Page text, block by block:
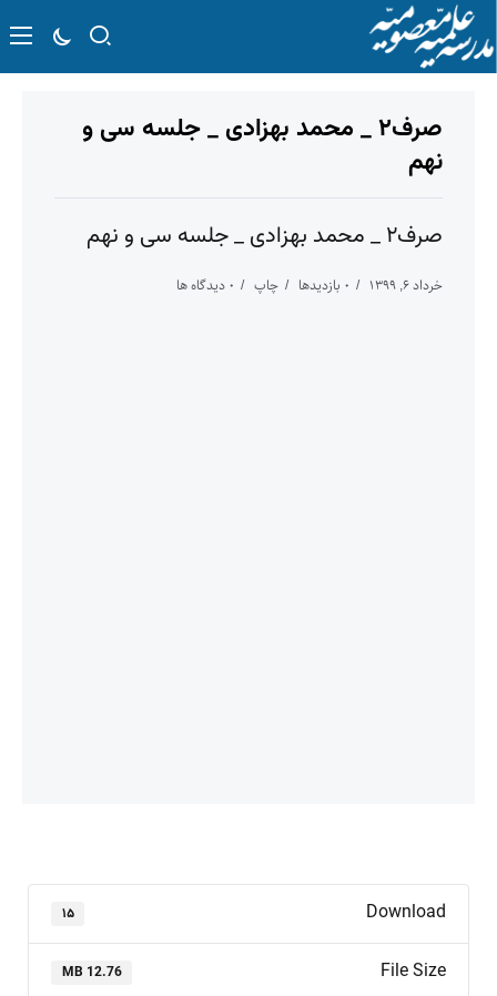
صرف۲ _ محمد بهزادی _ جلسه سی و
نهم
صرف۲ _ محمد بهزادی _ جلسه سی و نهم
خرداد ۶, ۱۳۹۹ ۰ بازدیدها چاپ ۰ دیدگاه ها
Download ۱۵
File Size
12.76 MB